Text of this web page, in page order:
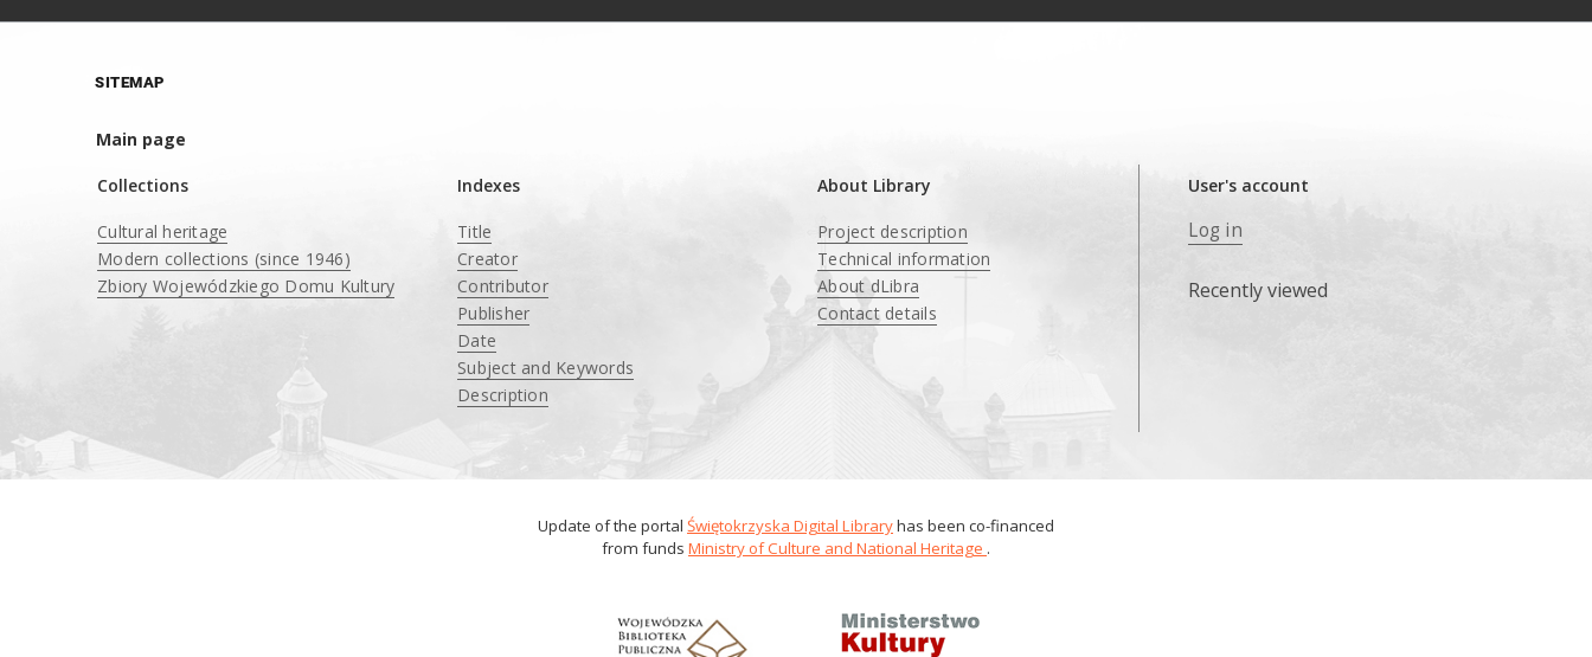
SITEMAP
Main page
Collections
Cultural heritage
Modern collections (since 1946)
Zbiory Wojewódzkiego Domu Kultury
Indexes
Title
Creator
Contributor
Publisher
Date
Subject and Keywords
Description
About Library
Project description
Technical information
About dLibra
Contact details
User's account
Log in
Recently viewed
Update of the portal Świętokrzyska Digital Libraryhas been co-financed
from funds Ministry of Culture and National Heritage .